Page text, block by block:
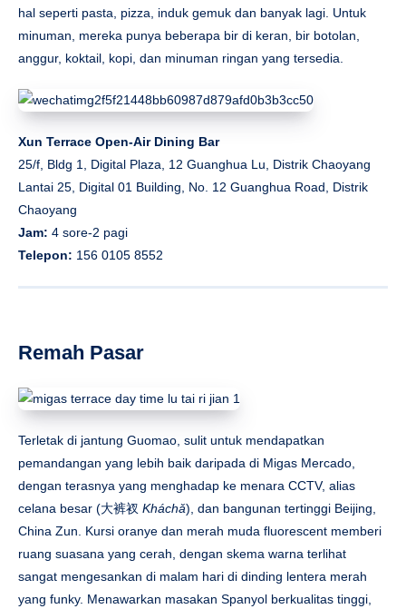
hal seperti pasta, pizza, induk gemuk dan banyak lagi. Untuk
minuman, mereka punya beberapa bir di keran, bir botolan,
anggur, koktail, kopi, dan minuman ringan yang tersedia.
Xun Terrace Open-Air Dining Bar
25/f, Bldg 1, Digital Plaza, 12 Guanghua Lu, Distrik Chaoyang
Lantai 25, Digital 01 Building, No. 12 Guanghua Road, Distrik
Chaoyang
Jam: 4 sore-2 pagi
Telepon: 156 0105 8552
Remah Pasar
Terletak di jantung Guomao, sulit untuk mendapatkan
pemandangan yang lebih baik daripada di Migas Mercado,
dengan terasnya yang menghadap ke menara CCTV, alias
celana besar (大裤衩 Kháchǎ), dan bangunan tertinggi Beijing,
China Zun. Kursi oranye dan merah muda fluorescent memberi
ruang suasana yang cerah, dengan skema warna terlihat
sangat mengesankan di malam hari di dinding lentera merah
yang funky. Menawarkan masakan Spanyol berkualitas tinggi,